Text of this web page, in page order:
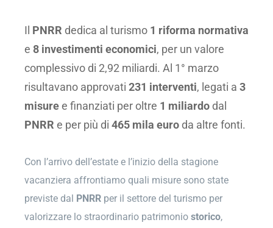
Il PNRR dedica al turismo 1 riforma normativa
e 8 investimenti economici, per un valore
complessivo di 2,92 miliardi. Al 1° marzo
risultavano approvati 231 interventi, legati a 3
misuree finanziati per oltre 1 miliardodal
PNRR e per più di 465 mila euroda altre fonti.
Con l’arrivo dell’estate e l’inizio della stagione
vacanziera affrontiamo quali misure sono state
previste dal PNRRper il settore del turismo per
valorizzare lo straordinario patrimonio storico,